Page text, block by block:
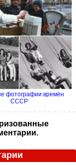
фотографии времён
СССР